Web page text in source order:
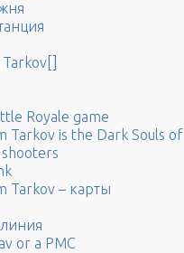
Royale game
Tarkov is the Dark Souls of
Tarkov – карты
or a PMC